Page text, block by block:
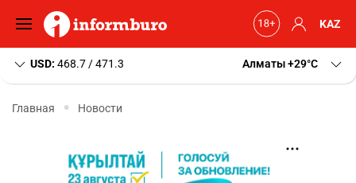
KAZ
USD: 468.7 / 471.3 Алматы+29 C
Главная Новости